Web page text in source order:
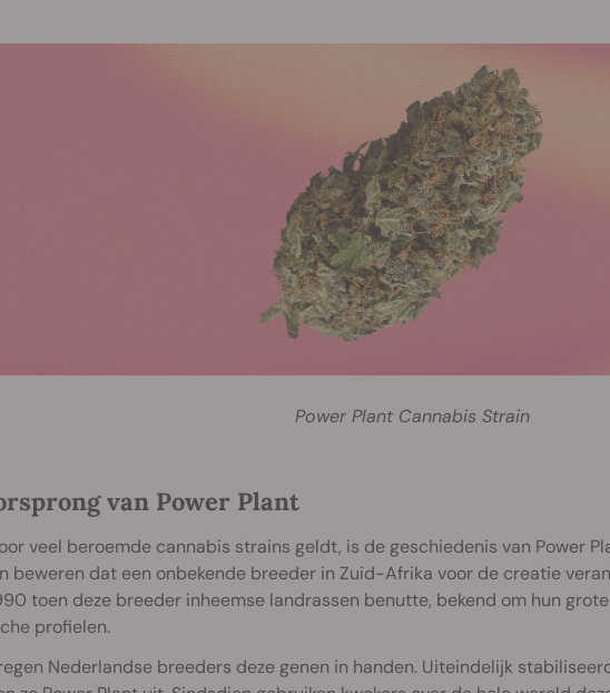
Power Plant Cannabis Strain
van Power Plant
veel beroemde cannabis strains geldt, is de geschiedenis van Power
beweren dat een onbekende breeder in Zuid-Afrika voor de creatie
toen deze breeder inheemse landrassen benutte, bekend om hun
profielen.
Nederlandse breeders deze genen in handen. Uiteindelijk